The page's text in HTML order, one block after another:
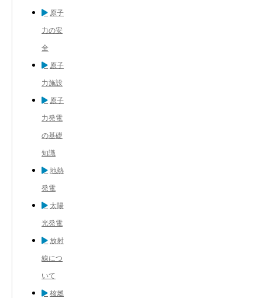
原子
力の安
全
原子
力施設
原子
力発電
の基礎
知識
地熱
発電
太陽
光発電
放射
線につ
いて
核燃